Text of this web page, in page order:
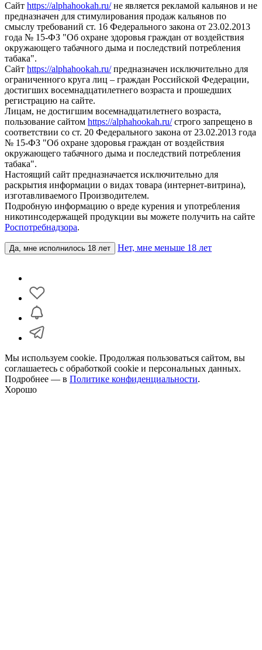
Сайт https://alphahookah.ru/не является рекламой кальянов и не
предназначен для стимулирования продаж кальянов по
смыслу требований ст. 16 Федерального закона от 23.02.2013
года № 15-ФЗ "Об охране здоровья граждан от воздействия
окружающего табачного дыма и последствий потребления
табака".
Сайт https://alphahookah.ru/предназначен исключительно для
ограниченного круга лиц – граждан Российской Федерации,
достигших восемнадцатилетнего возраста и прошедших
регистрацию на сайте.
Лицам, не достигшим восемнадцатилетнего возраста,
пользование сайтом https://alphahookah.ru/строго запрещено в
соответствии со ст. 20 Федерального закона от 23.02.2013 года
№ 15-ФЗ "Об охране здоровья граждан от воздействия
окружающего табачного дыма и последствий потребления
табака".
Настоящий сайт предназначается исключительно для
раскрытия информации о видах товара (интернет-витрина),
изготавливаемого Производителем.
Подробную информацию о вреде курения и употребления
никотинсодержащей продукции вы можете получить на сайте
Роспотребнадзора.
Да, мне исполнилось 18 лет Нет, мне меньше 18 лет
Мы используем cookie. Продолжая пользоваться сайтом, вы
соглашаетесь с обработкой cookie и персональных данных.
Подробнее — в Политике конфиденциальности.
Хорошо